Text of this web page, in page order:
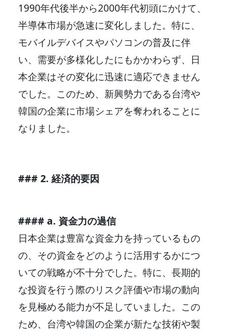
1990年代後半から2000年代初頭にかけて、
半導体市場が急速に変化しました。特に、
モバイルデバイスやパソコンの普及に伴
い、需要が多様化したにもかかわらず、日
本企業はその変化に迅速に適応できません
でした。このため、新興勢力である台湾や
韓国の企業に市場シェアを奪われることに
なりました。
### 2. 経済的要因
#### a. 資金力の過信
日本企業は豊富な資金力を持っているもの
の、その資金をどのように活用するかにつ
いての戦略が不十分でした。特に、長期的
な投資を行う際のリスク評価や市場の動向
を見極める能力が不足していました。この
ため、台湾や韓国の企業が新たな技術や製